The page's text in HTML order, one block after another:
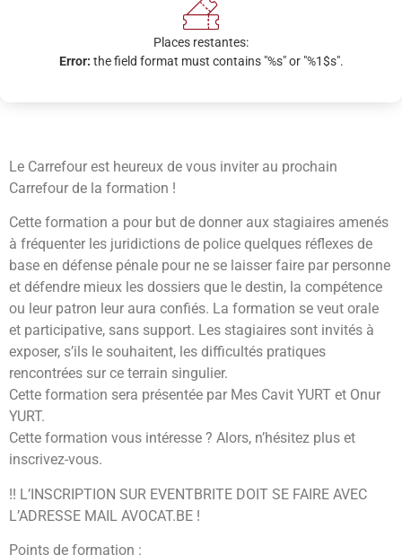
Places restantes:
Error: the field format must contains "%s" or "%1$s".
Le Carrefour est heureux de vous inviter au prochain
Carrefour de la formation !
Cette formation a pour but de donner aux stagiaires amenés
à fréquenter les juridictions de police quelques réflexes de
base en défense pénale pour ne se laisser faire par personne
et défendre mieux les dossiers que le destin, la compétence
ou leur patron leur aura confiés. La formation se veut orale
et participative, sans support. Les stagiaires sont invités à
exposer, s’ils le souhaitent, les difficultés pratiques
rencontrées sur ce terrain singulier.
Cette formation sera présentée par Mes Cavit YURT et Onur
YURT.
Cette formation vous intéresse ? Alors, n’hésitez plus et
inscrivez-vous.
!! L’INSCRIPTION SUR EVENTBRITE DOIT SE FAIRE AVEC
L’ADRESSE MAIL AVOCAT.BE !
Points de formation :